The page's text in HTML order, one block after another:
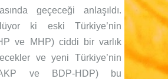
geçeceği anlaşıldı.
ki eski Türkiye’nin
ve MHP) ciddi bir varlık
ve yeni Türkiye’nin
ve BDP-HDP) bu